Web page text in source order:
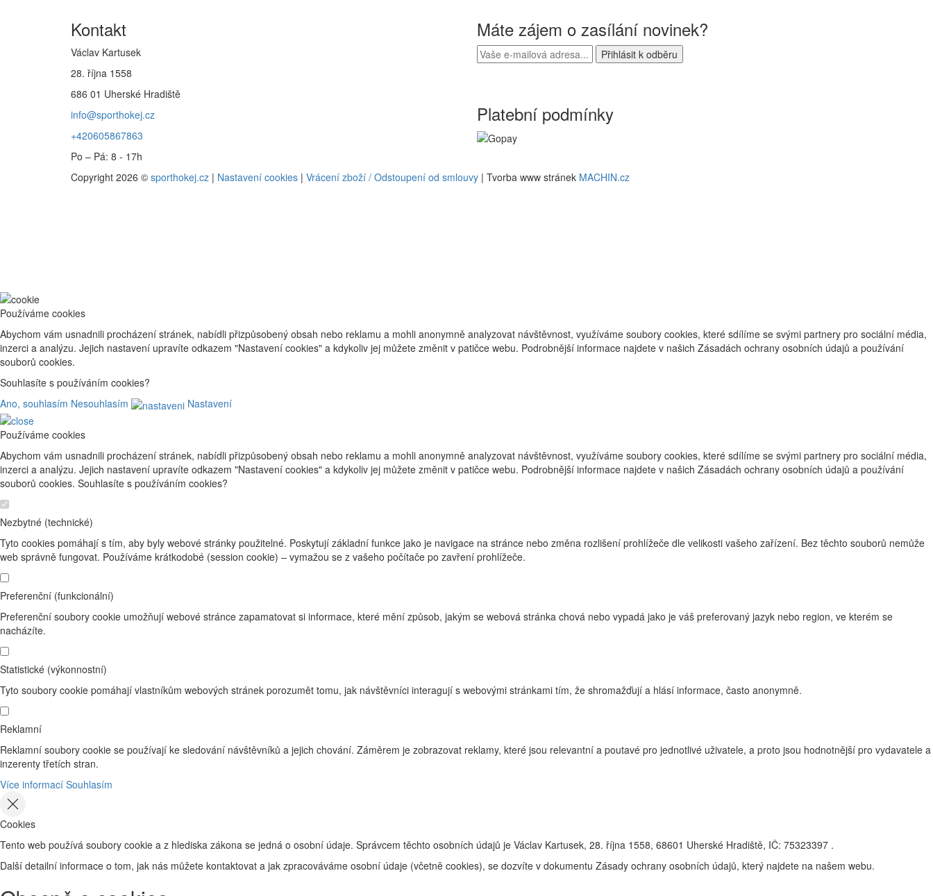
Kontakt
Václav Kartusek
28. října 1558
686 01 Uherské Hradiště
info@sporthokej.cz
+420605867863
Po – Pá: 8 - 17h
Máte zájem o zasílání novinek?
Platební podmínky
Copyright 2026 © sporthokej.cz | Nastavení cookies | Vrácení zboží / Odstoupení od smlouvy | Tvorba www stránek MACHIN.cz
Používáme cookies
Abychom vám usnadnili procházení stránek, nabídli přizpůsobený obsah nebo reklamu a mohli anonymně analyzovat návštěvnost, využíváme soubory cookies, které sdílíme se svými partnery pro sociální média,
inzerci a analýzu. Jejich nastavení upravíte odkazem "Nastavení cookies" a kdykoliv jej můžete změnit v patičce webu. Podrobnější informace najdete v našich Zásadách ochrany osobních údajů a používání
souborů cookies.
Souhlasíte s používáním cookies?
Ano, souhlasím Nesouhlasím Nastavení
Používáme cookies
Abychom vám usnadnili procházení stránek, nabídli přizpůsobený obsah nebo reklamu a mohli anonymně analyzovat návštěvnost, využíváme soubory cookies, které sdílíme se svými partnery pro sociální média,
inzerci a analýzu. Jejich nastavení upravíte odkazem "Nastavení cookies" a kdykoliv jej můžete změnit v patičce webu. Podrobnější informace najdete v našich Zásadách ochrany osobních údajů a používání
souborů cookies. Souhlasíte s používáním cookies?
Nezbytné (technické)
Tyto cookies pomáhají s tím, aby byly webové stránky použitelné. Poskytují základní funkce jako je navigace na stránce nebo změna rozlišení prohlížeče dle velikosti vašeho zařízení. Bez těchto souborů nemůže
web správně fungovat. Používáme krátkodobé (session cookie) – vymažou se z vašeho počítače po zavření prohlížeče.
Preferenční (funkcionální)
Preferenční soubory cookie umožňují webové stránce zapamatovat si informace, které mění způsob, jakým se webová stránka chová nebo vypadá jako je váš preferovaný jazyk nebo region, ve kterém se
nacházíte.
Statistické (výkonnostní)
Tyto soubory cookie pomáhají vlastníkům webových stránek porozumět tomu, jak návštěvníci interagují s webovými stránkami tím, že shromažďují a hlásí informace, často anonymně.
Reklamní
Reklamní soubory cookie se používají ke sledování návštěvníků a jejich chování. Záměrem je zobrazovat reklamy, které jsou relevantní a poutavé pro jednotlivé uživatele, a proto jsou hodnotnější pro vydavatele a
inzerenty třetích stran.
Více informací Souhlasím
Cookies
Tento web používá soubory cookie a z hlediska zákona se jedná o osobní údaje. Správcem těchto osobních údajů je Václav Kartusek, 28. října 1558, 68601 Uherské Hradiště, IČ: 75323397 .
Další detailní informace o tom, jak nás můžete kontaktovat a jak zpracováváme osobní údaje (včetně cookies), se dozvíte v dokumentu Zásady ochrany osobních údajů, který najdete na našem webu.